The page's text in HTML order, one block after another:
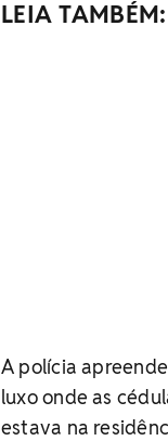
LEIA TAMBÉM:
A polícia
luxo onde as
estava na